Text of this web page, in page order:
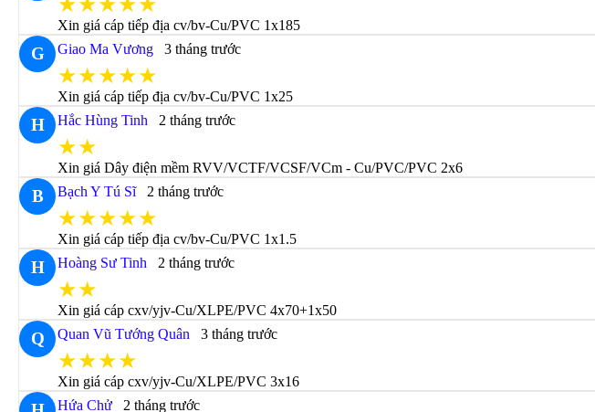
Xin giá cáp tiếp địa cv/bv-Cu/PVC 1x185
G Giao Ma Vương 3 tháng trước
★★★★★
Xin giá cáp tiếp địa cv/bv-Cu/PVC 1x25
H Hắc Hùng Tinh 2 tháng trước
★★
Xin giá Dây điện mềm RVV/VCTF/VCSF/VCm - Cu/PVC/PVC 2x6
B Bạch Y Tú Sĩ 2 tháng trước
★★★★★
Xin giá cáp tiếp địa cv/bv-Cu/PVC 1x1.5
H Hoàng Sư Tinh 2 tháng trước
★★
Xin giá cáp cxv/yjv-Cu/XLPE/PVC 4x70+1x50
Q Quan Vũ Tướng Quân 3 tháng trước
★★★★
Xin giá cáp cxv/yjv-Cu/XLPE/PVC 3x16
Hứa Chử 2 tháng trước